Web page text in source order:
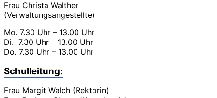
Frau Christa Walther
(Verwaltungsangestellte)
Mo. 7.30 Uhr – 13.00 Uhr
Di. 7.30 Uhr – 13.00 Uhr
Do. 7.30 Uhr – 13.00 Uhr
Schulleitung:
Frau Margit Walch (Rektorin)